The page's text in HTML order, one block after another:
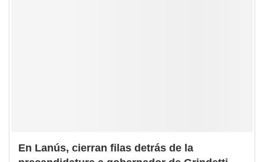
En Lanús, cierran filas detrás de la